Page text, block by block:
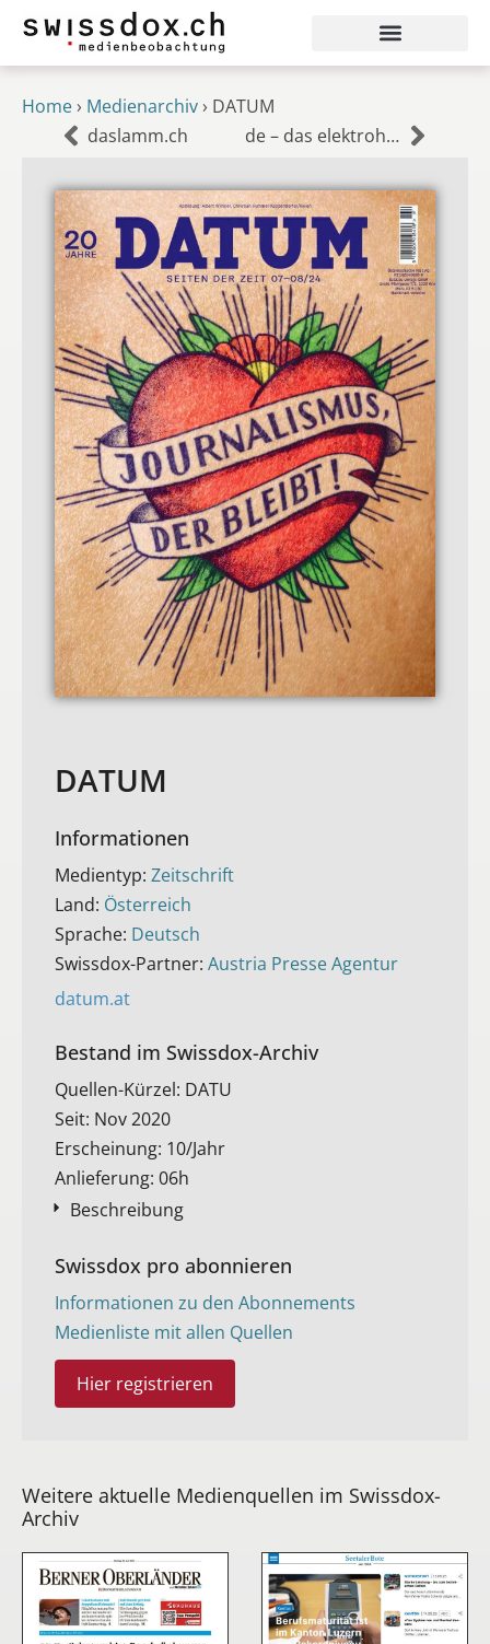
Home› Medienarchiv› DATUM
daslamm.ch
de – das elektrohandwerk
DATUM
Informationen
Medientyp: Zeitschrift
Land: Österreich
Sprache: Deutsch
Swissdox-Partner: Austria Presse Agentur
datum.at
Bestand im Swissdox-Archiv​
Quellen-Kürzel: DATU
Seit: Nov 2020
Erscheinung: 10/Jahr
Anlieferung: 06h
Beschreibung
Swissdox pro abonnieren
Informationen zu den Abonnements
Medienliste mit allen Quellen
Hier registrieren
Weitere aktuelle Medienquellen im Swissdox-
Archiv